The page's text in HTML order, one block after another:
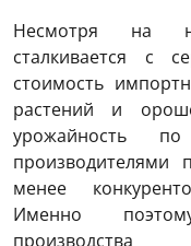
Несмотря на
сталкивается с
стоимость
растений и
урожайность
менее
Именно